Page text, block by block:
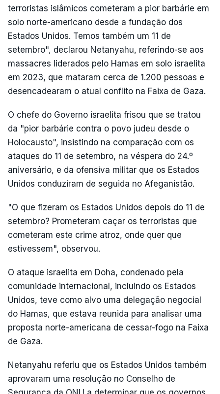
terroristas islâmicos cometeram a pior barbárie em
solo norte-americano desde a fundação dos
Estados Unidos. Temos também um 11 de
setembro", declarou Netanyahu, referindo-se aos
massacres liderados pelo Hamas em solo israelita
em 2023, que mataram cerca de 1.200 pessoas e
desencadearam o atual conflito na Faixa de Gaza.
O chefe do Governo israelita frisou que se tratou
da "pior barbárie contra o povo judeu desde o
Holocausto", insistindo na comparação com os
ataques do 11 de setembro, na véspera do 24.º
aniversário, e da ofensiva militar que os Estados
Unidos conduziram de seguida no Afeganistão.
"O que fizeram os Estados Unidos depois do 11 de
setembro? Prometeram caçar os terroristas que
cometeram este crime atroz, onde quer que
estivessem", observou.
O ataque israelita em Doha, condenado pela
comunidade internacional, incluindo os Estados
Unidos, teve como alvo uma delegação negocial
do Hamas, que estava reunida para analisar uma
proposta norte-americana de cessar-fogo na Faixa
de Gaza.
Netanyahu referiu que os Estados Unidos também
aprovaram uma resolução no Conselho de